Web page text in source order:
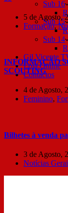
Sub 16
Sub 15
Sub 14
Gil Vicente
Loja Online
Contactos
5 de Agosto,
Formação,
INFORMAÇÃO
SCOUTING
4 de Agosto,
Feminino,
Bilhetes à venda
3 de Agosto,
Notícias